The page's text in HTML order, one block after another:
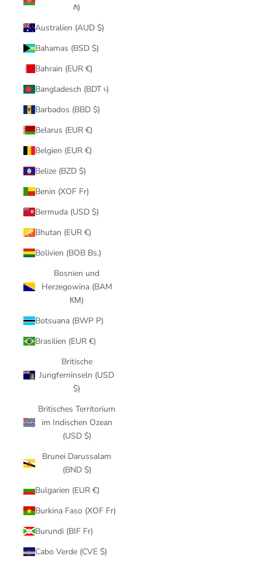
₼)
Australien (AUD $)
Bahamas (BSD $)
Bahrain (EUR €)
Bangladesch (BDT ৳)
Barbados (BBD $)
Belarus (EUR €)
Belgien (EUR €)
Belize (BZD $)
Benin (XOF Fr)
Bermuda (USD $)
Bhutan (EUR €)
Bolivien (BOB Bs.)
Bosnien und
Herzegowina (BAM
КМ)
Botsuana (BWP P)
Brasilien (EUR €)
Britische
Jungferninseln (USD
$)
Britisches Territorium
im Indischen Ozean
(USD $)
Brunei Darussalam
(BND $)
Bulgarien (EUR €)
Burkina Faso (XOF Fr)
Burundi (BIF Fr)
Cabo Verde (CVE $)